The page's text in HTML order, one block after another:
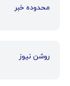
محدوده خبر
روشن نیوز